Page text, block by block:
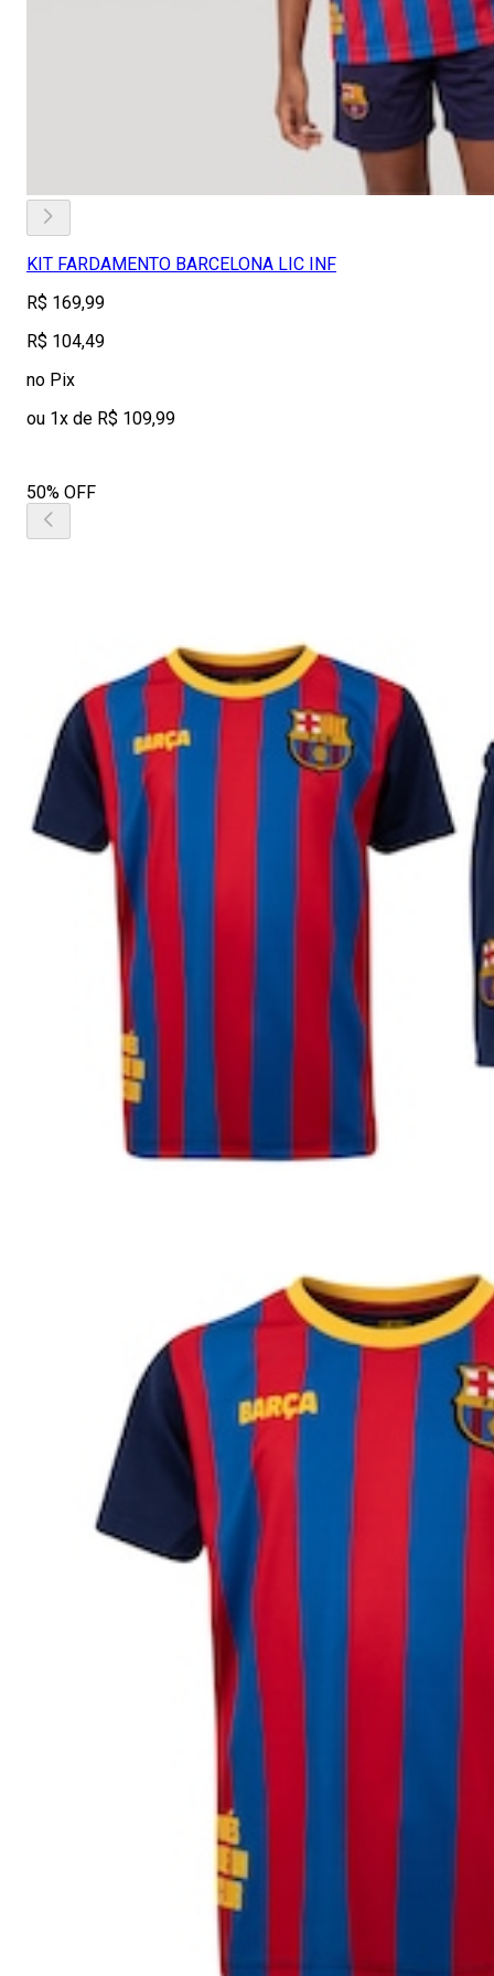
KIT FARDAMENTO BARCELONA LIC INF
R$ 169,99
R$ 104,49
no Pix
ou 1x de R$ 109,99
50% OFF